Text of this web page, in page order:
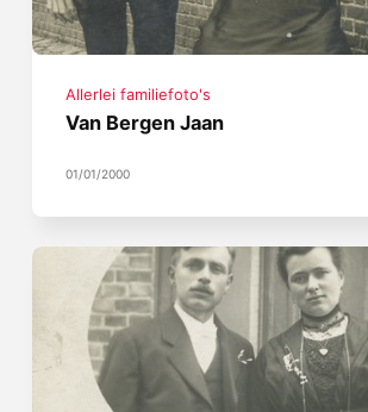
Allerlei familiefoto's
Van Bergen Jaan
01/01/2000